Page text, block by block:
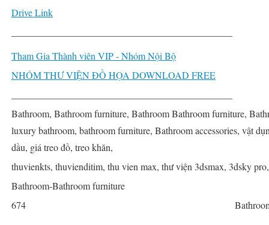
Drive Link
Tham Gia Thành viên VIP - Nhóm Nội Bộ
NHÓM THƯ VIỆN ĐỒ HỌA DOWNLOAD FREE
Bathroom, Bathroom furniture, Bathroom Bathroom furniture,
luxury bathroom, bathroom furniture, Bathroom accessories, vật
dầu, giá treo đồ, treo khăn,
thuvienkts, thuvienditim, thu vien max, thư viện 3dsmax, 3dsky
Bathroom-Bathroom furniture
674